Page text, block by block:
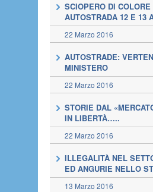
SCIOPERO DI
AUTOSTRADA 12 E 13
22 Marzo 2016
AUTOSTRADE:
MINISTERO
22 Marzo 2016
STORIE DAL
IN LIBERTÀ…..
22 Marzo 2016
ILLEGALITÀ NEL
ED ANGURIE NELLO
13 Marzo 2016